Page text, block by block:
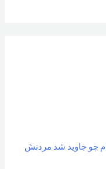
چو جاوید شد مردنش